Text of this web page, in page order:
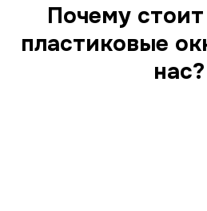
Почему стоит
пластиковые
нас?